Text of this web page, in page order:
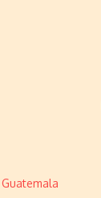
Guatemala